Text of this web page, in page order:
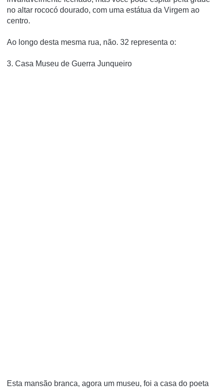
no altar rococó dourado, com uma estátua da Virgem ao
centro.
Ao longo desta mesma rua, não. 32 representa o:
3. Casa Museu de Guerra Junqueiro
Esta mansão branca, agora um museu, foi a casa do poeta